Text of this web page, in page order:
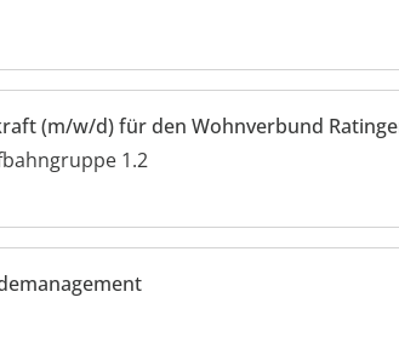
(m/w/d) für den Wohnverbund
1.2